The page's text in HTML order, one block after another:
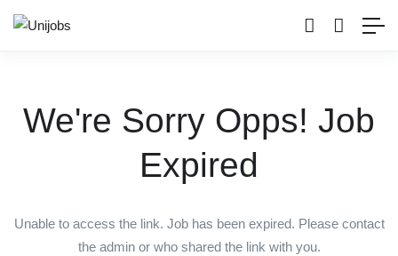
We're Sorry Opps! Job
Expired
Unable to access the link. Job has been expired. Please contact
the admin or who shared the link with you.